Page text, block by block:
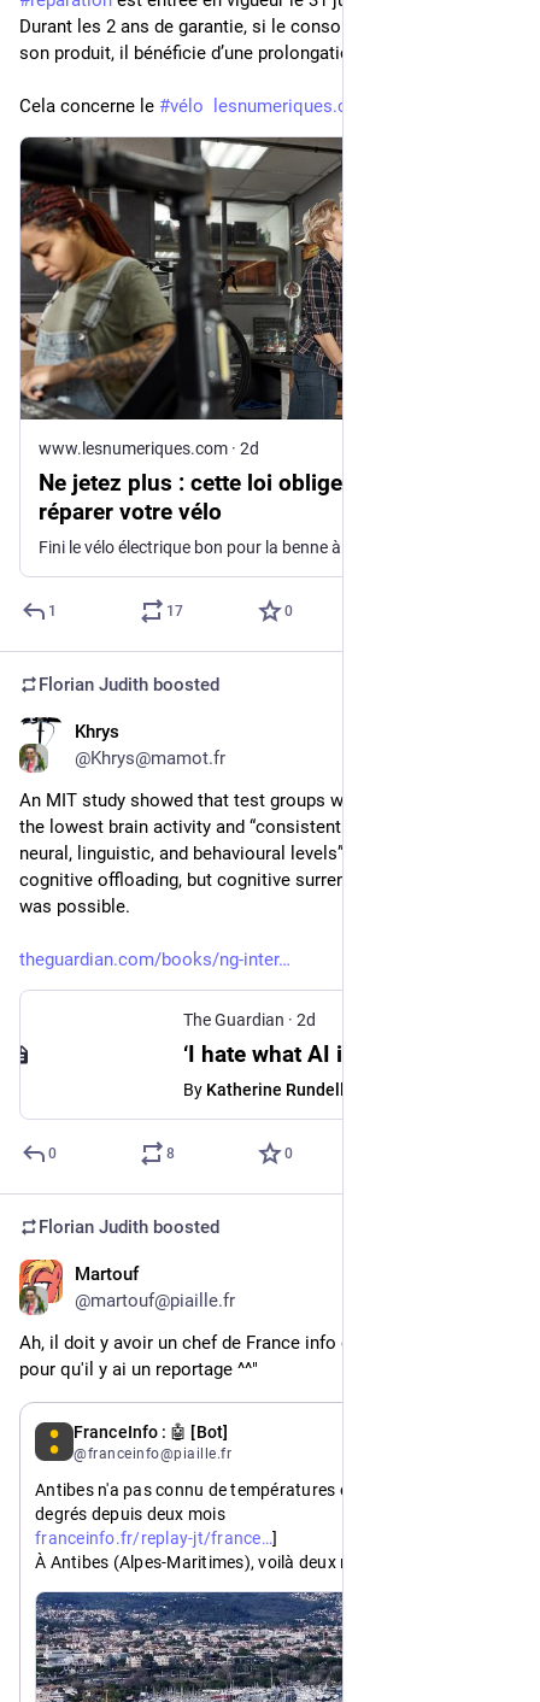
Durant les 2 ans de garantie, si le consommateur fait réparer
son produit, il bénéficie d’une prolongation de garantie d’un an.
Cela concerne le #vélo lesnumeriques.com/velo-electri
www.lesnumeriques.com · 2d
Ne jetez plus : cette loi oblige Decathlon à
réparer votre vélo
1 17 0
Florian Judith boosted
Khrys
@Khrys@mamot.fr
An MIT study showed that test groups who used ChatGPT had
the lowest brain activity and “consistently underperformed at
neural, linguistic, and behavioural levels”. We undergo not just
cognitive offloading, but cognitive surrender: we forget what
was possible.
theguardian.com/books/ng-inter
The Guardian · 2d
By Katherine Rundell
0 8 0
Florian Judith boosted
Martouf
@martouf@piaille.fr
Ah, il doit y avoir un chef de France info en vacances la bas
pour qu'il y ai un reportage ^^"
FranceInfo : 🤖 [Bot]
@franceinfo@piaille.fr
Antibes n'a pas connu de températures en dessous de 30
degrés depuis deux mois
franceinfo.fr/replay-jt/france
]
À Antibes (Alpes-Maritimes), voilà deux mois que les
degrés l’après-midi. Les habitants cherchent désespérément
un peu de fraîcheur.